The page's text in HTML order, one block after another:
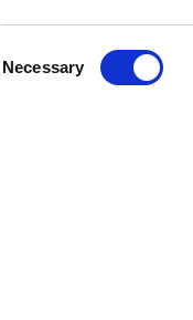
Necessary